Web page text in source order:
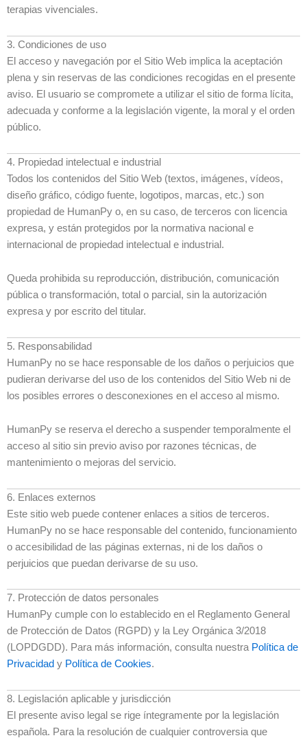
terapias vivenciales.
3. Condiciones de uso
El acceso y navegación por el Sitio Web implica la aceptación
plena y sin reservas de las condiciones recogidas en el presente
aviso. El usuario se compromete a utilizar el sitio de forma lícita,
adecuada y conforme a la legislación vigente, la moral y el orden
público.
4. Propiedad intelectual e industrial
Todos los contenidos del Sitio Web (textos, imágenes, vídeos,
diseño gráfico, código fuente, logotipos, marcas, etc.) son
propiedad de HumanPy o, en su caso, de terceros con licencia
expresa, y están protegidos por la normativa nacional e
internacional de propiedad intelectual e industrial.
Queda prohibida su reproducción, distribución, comunicación
pública o transformación, total o parcial, sin la autorización
expresa y por escrito del titular.
5. Responsabilidad
HumanPy no se hace responsable de los daños o perjuicios que
pudieran derivarse del uso de los contenidos del Sitio Web ni de
los posibles errores o desconexiones en el acceso al mismo.
HumanPy se reserva el derecho a suspender temporalmente el
acceso al sitio sin previo aviso por razones técnicas, de
mantenimiento o mejoras del servicio.
6. Enlaces externos
Este sitio web puede contener enlaces a sitios de terceros.
HumanPy no se hace responsable del contenido, funcionamiento
o accesibilidad de las páginas externas, ni de los daños o
perjuicios que puedan derivarse de su uso.
7. Protección de datos personales
HumanPy cumple con lo establecido en el Reglamento General
de Protección de Datos (RGPD) y la Ley Orgánica 3/2018
(LOPDGDD). Para más información, consulta nuestra Política de
Privacidad y Política de Cookies.
8. Legislación aplicable y jurisdicción
El presente aviso legal se rige íntegramente por la legislación
española. Para la resolución de cualquier controversia que